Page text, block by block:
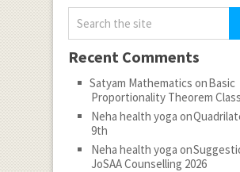
Recent Comments
Satyam Mathematics onBasic
Proportionality Theorem
Neha health yoga on
9th
Neha health yoga on
JoSAA Counselling 2026